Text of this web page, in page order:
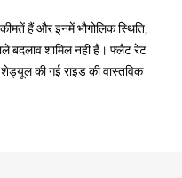
हैं और इनमें भौगोलिक स्थिति,
बदलाव शामिल नहीं हैं। फ्लैट रेट
की गई राइड की वास्तविक